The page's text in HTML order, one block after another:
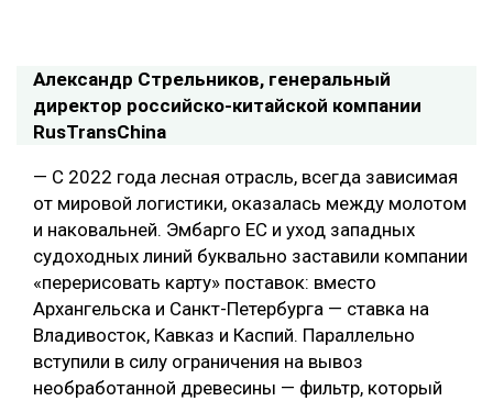
Александр Стрельников, генеральный
директор российско-китайской компании
RusTransChina
— С 2022 года лесная отрасль, всегда зависимая
от мировой логистики, оказалась между молотом
и наковальней. Эмбарго ЕС и уход западных
судоходных линий буквально заставили компании
«перерисовать карту» поставок: вместо
Архангельска и Санкт-Петербурга — ставка на
Владивосток, Кавказ и Каспий. Параллельно
вступили в силу ограничения на вывоз
необработанной древесины — фильтр, который